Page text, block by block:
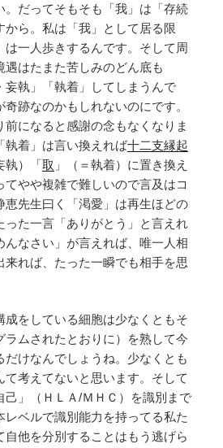
。だってそもそも「我」は「存続
から。私は「我」として居る限
は一人歩きするんです。そして周
遇はたまた苦しみのどん底も
妄執」「執着」してしまうんで
跡なのかもしれないのにです。
前になると感謝の念もなくなりま
執着」は言い換えれば十二支縁起
執）「取 」（＝執着）に置き換え
てやや複雑で難しいので言及はコ
恵先生曰く「渇愛」は再生ほどの
った一言「ありがとう」と言えれ
んなさい」が言えれば、唯一人相
来れば、たった一瞬でも相手を思
成をしている細胞は少なくともそ
ラムされたとおりに）を熟して今
だけなんでしょうね。少なくとも
て考えてないと思います。そして
己」（ＨＬＡ/ＭＨＣ）を識別まで
レベルで識別能力を持ってる私た
自他を分別することはもう逃げら